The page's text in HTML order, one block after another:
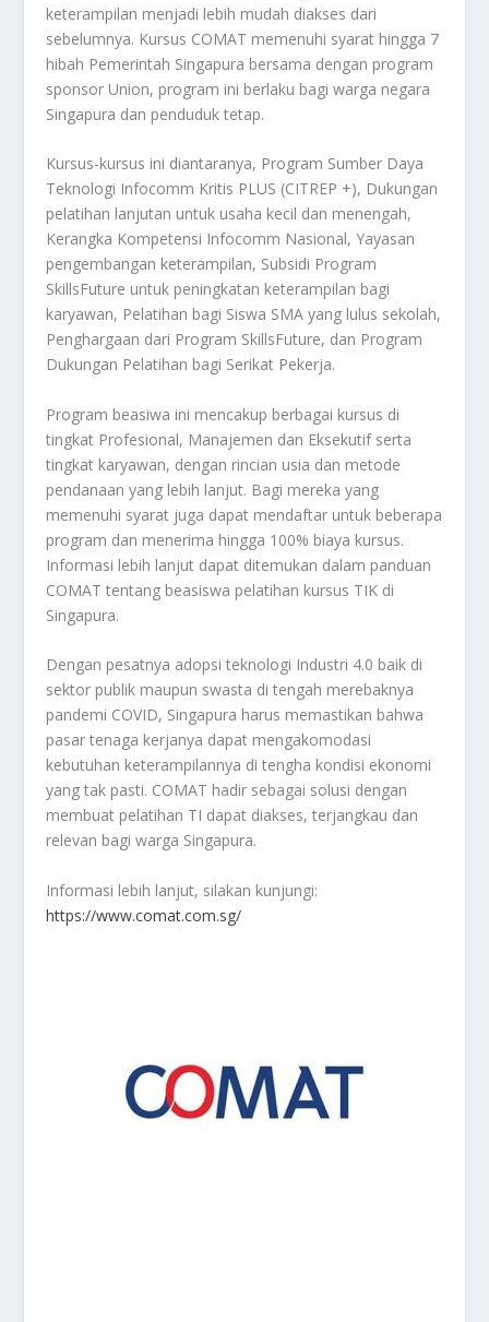
keterampilan menjadi lebih mudah diakses dari
sebelumnya. Kursus COMAT memenuhi syarat hingga 7
hibah Pemerintah Singapura bersama dengan program
sponsor Union, program ini berlaku bagi warga negara
Singapura dan penduduk tetap.
Kursus-kursus ini diantaranya, Program Sumber Daya
Teknologi Infocomm Kritis PLUS (CITREP +), Dukungan
pelatihan lanjutan untuk usaha kecil dan menengah,
Kerangka Kompetensi Infocomm Nasional, Yayasan
pengembangan keterampilan, Subsidi Program
SkillsFuture untuk peningkatan keterampilan bagi
karyawan, Pelatihan bagi Siswa SMA yang lulus sekolah,
Penghargaan dari Program SkillsFuture, dan Program
Dukungan Pelatihan bagi Serikat Pekerja.
Program beasiwa ini mencakup berbagai kursus di
tingkat Profesional, Manajemen dan Eksekutif serta
tingkat karyawan, dengan rincian usia dan metode
pendanaan yang lebih lanjut. Bagi mereka yang
memenuhi syarat juga dapat mendaftar untuk beberapa
program dan menerima hingga 100% biaya kursus.
Informasi lebih lanjut dapat ditemukan dalam panduan
COMAT tentang beasiswa pelatihan kursus TIK di
Singapura.
Dengan pesatnya adopsi teknologi Industri 4.0 baik di
sektor publik maupun swasta di tengah merebaknya
pandemi COVID, Singapura harus memastikan bahwa
pasar tenaga kerjanya dapat mengakomodasi
kebutuhan keterampilannya di tengha kondisi ekonomi
yang tak pasti. COMAT hadir sebagai solusi dengan
membuat pelatihan TI dapat diakses, terjangkau dan
relevan bagi warga Singapura.
Informasi lebih lanjut, silakan kunjungi:
https://www.comat.com.sg/